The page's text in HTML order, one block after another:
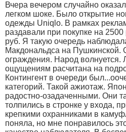
Вчера вечером случайно
легком шоке. Было открытие
одежды Uniqlo. В рамках
раздавали при покупке на
руб. Я такую очередь
Макдональдса на Пушкинской.
ограждения. Народ
ощущениям расчитана на
Контингент в очереди
категорий. Такой ажиотаж.
радостно-озадаченными. Они
толпились в стронке у входа,
крепкими охранниками в
поняла, но мне понравилось